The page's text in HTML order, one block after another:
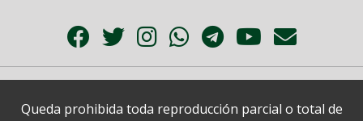
Queda prohibida toda reproducción parcial o total de